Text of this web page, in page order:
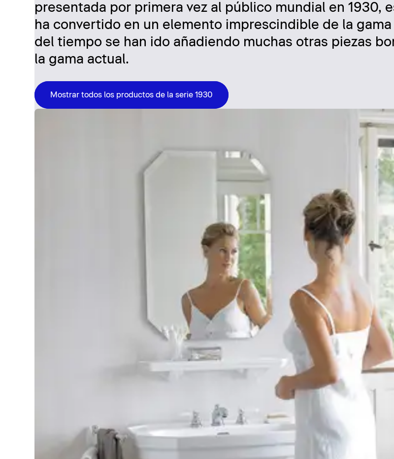
presentada por primera vez al público mundial en 1930,
ha convertido en un elemento imprescindible de la
del tiempo se han ido añadiendo muchas otras piezas
la gama actual.
Mostrar todos los productos de la serie 1930